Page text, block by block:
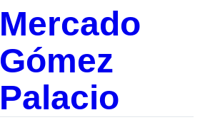
Mercado
Gómez
Palacio